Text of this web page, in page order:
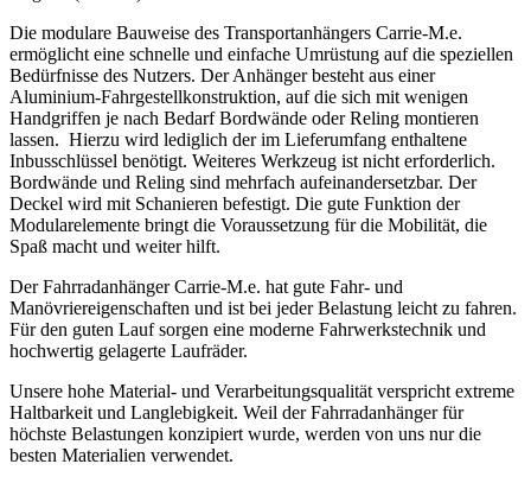
Die modulare Bauweise des Transportanhängers Carrie-M.e.
ermöglicht eine schnelle und einfache Umrüstung auf die speziellen
Bedürfnisse des Nutzers. Der Anhänger besteht aus einer
Aluminium-Fahrgestellkonstruktion, auf die sich mit wenigen
Handgriffen je nach Bedarf Bordwände oder Reling montieren
lassen. Hierzu wird lediglich der im Lieferumfang enthaltene
Inbusschlüssel benötigt. Weiteres Werkzeug ist nicht erforderlich.
Bordwände und Reling sind mehrfach aufeinandersetzbar. Der
Deckel wird mit Schanieren befestigt. Die gute Funktion der
Modularelemente bringt die Voraussetzung für die Mobilität, die
Spaß macht und weiter hilft.
Der Fahrradanhänger Carrie-M.e. hat gute Fahr- und
Manövriereigenschaften und ist bei jeder Belastung leicht zu fahren.
Für den guten Lauf sorgen eine moderne Fahrwerkstechnik und
hochwertig gelagerte Laufräder.
Unsere hohe Material- und Verarbeitungsqualität verspricht extreme
Haltbarkeit und Langlebigkeit. Weil der Fahrradanhänger für
höchste Belastungen konzipiert wurde, werden von uns nur die
besten Materialien verwendet.